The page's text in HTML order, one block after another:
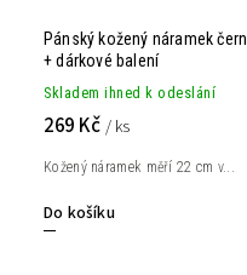
Pánský kožený náramek
+ dárkové balení
Skladem ihned k odeslání
269 Kč / ks
Do košíku
Kožený náramek měří 22 cm v...